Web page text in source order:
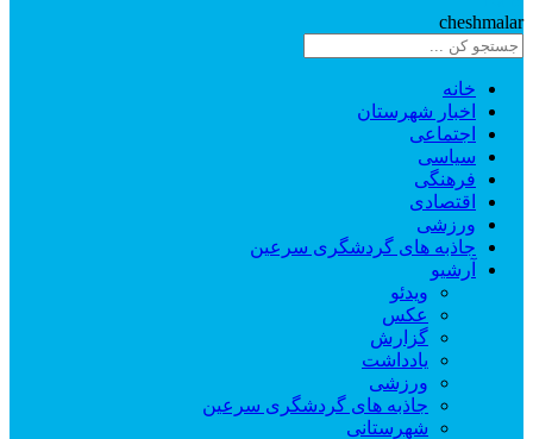
cheshmalar
خانه
اخبار شهرستان
اجتماعی
سیاسی
فرهنگی
اقتصادی
ورزشی
جاذبه های گردشگری سرعین
آرشیو
ویدئو
عکس
گزارش
یادداشت
ورزشی
جاذبه های گردشگری سرعین
شهرستانی